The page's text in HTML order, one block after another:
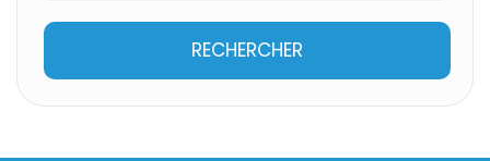
RECHERCHER